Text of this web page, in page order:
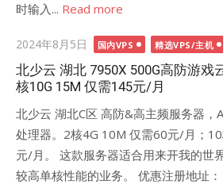
时输入... Read more
Posted
on
2024年8月5日 国内VPS 精选VPS/主机
北少云 湖北 7950X 500G高防游戏
核10G 15M 仅需145元/月
北少云 湖北C区 高防&高主频服务器
处理器。2核4G 10M 仅需60元/月；
元/月。 这款服务器适合用来开我的世
较高单核性能的业务。 优惠注册地址：